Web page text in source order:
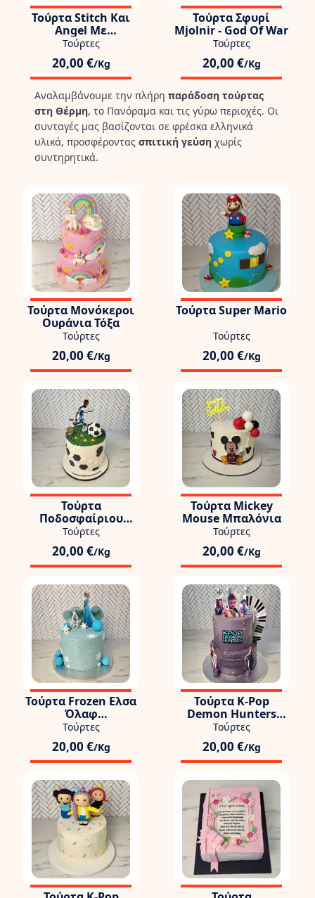
Τούρτα Stitch Και
Angel Με
Καρδούλες Και
Γλειφιτζούρια
Τούρτες
20,00 €/Kg
Τούρτα Σφυρί
Mjolnir - God Of War
Τούρτες
20,00 €/Kg
Αναλαμβάνουμε την πλήρη παράδοση τούρτας
στη Θέρμη, το Πανόραμα και τις γύρω περιοχές. Οι
συνταγές μας βασίζονται σε φρέσκα ελληνικά
υλικά, προσφέροντας σπιτική γεύση χωρίς
συντηρητικά.
Τούρτα Μονόκεροι
Ουράνια Τόξα
Τούρτες
20,00 €/Kg
Τούρτα Super Mario
Τούρτες
20,00 €/Kg
Τούρτα
Ποδοσφαίριου
Cristiano Ronaldo
Τούρτες
20,00 €/Kg
Τούρτα Mickey
Mouse Μπαλόνια
Τούρτες
20,00 €/Kg
Τούρτα Frozen Ελσα
Όλαφ
Γλειφιτζούρια
Τούρτες
20,00 €/Kg
Τούρτα K-Pop
Demon Hunters
Huntrix Πιάνο
Τούρτες
20,00 €/Kg